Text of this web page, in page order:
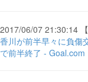
2017/06/07 21:30:14 【
香川が前半早々に負傷
で前半終了 - Goal.com